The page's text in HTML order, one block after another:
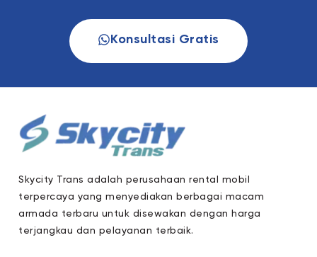
Konsultasi Gratis
Skycity Trans adalah perusahaan rental mobil
terpercaya yang menyediakan berbagai macam
armada terbaru untuk disewakan dengan harga
terjangkau dan pelayanan terbaik.